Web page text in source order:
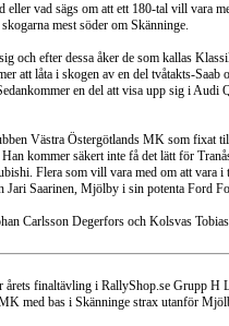
vad sägs om att ett 180-tal vill vara
mest söder om Skänninge.
och efter dessa åker de som kallas
att låta i skogen av en del tvåtakts-
en del att visa upp sig i Audi
Västra Östergötlands MK som
kommer säkert inte få det lätt för
Flera som vill vara med om att
Jari Saarinen, Mjölby i sin potenta Ford
Carlsson Degerfors och Kolsvas
årets finaltävling i RallyShop.se Grupp
med bas i Skänninge strax utanför